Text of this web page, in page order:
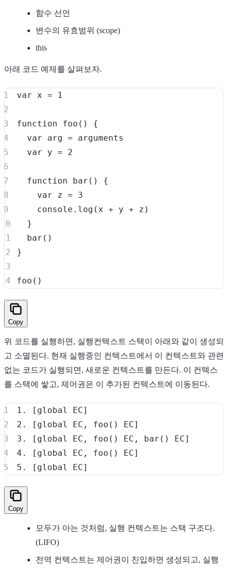
함수 선언
변수의 유효범위 (scope)
this
아래 코드 예제를 살펴보자.
var x = 1
function foo ( )
{
var arg =
var y = 2
function bar ( )
{
var z =
3
console . log (x + y + z )
}
bar ( )
}
foo ( )
Copy
위 코드를 실행하면, 실행컨텍스트 스택이 아래와 같이 생성되
고 소멸된다. 현재 실행중인 컨텍스트에서 이 컨텍스트와 관련
없는 코드가 실행되면, 새로운 컨텍스트를 만든다. 이 컨텍스
를 스택에 쌓고, 제어권은 이 추가된 컨텍스트에 이동된다.
Copy
모두가 아는 것처럼, 실행 컨텍스트는 스택 구조다.
(LIFO)
전역 컨텍스트는 제어권이 진입하면 생성되고, 실행